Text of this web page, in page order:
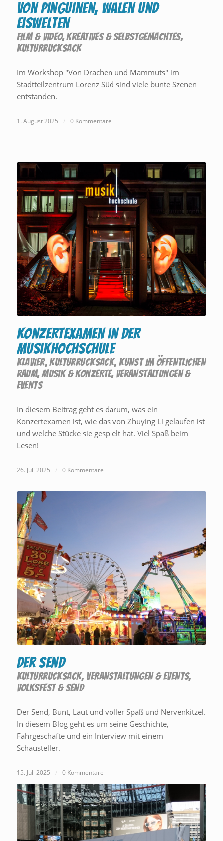
Von Pinguinen, Walen und
Eiswelten
FILM & VIDEO,KREATIVES & SELBSTGEMACHTES,
KULTURRUCKSACK
Im Workshop "Von Drachen und Mammuts" im
Stadtteilzentrum Lorenz Süd sind viele bunte Szenen
entstanden.
1. August 2025 / 0 Kommentare
Konzertexamen in der
Musikhochschule
KLAVIER,KULTURRUCKSACK,KUNST IM ÖFFENTLICHEN
RAUM,MUSIK & KONZERTE, VERANSTALTUNGEN &
EVENTS
In diesem Beitrag geht es darum, was ein
Konzertexamen ist, wie das von Zhuying Li gelaufen ist
und welche Stücke sie gespielt hat. Viel Spaß beim
Lesen!
26. Juli 2025 / 0 Kommentare
Der Send
KULTURRUCKSACK, VERANSTALTUNGEN & EVENTS,
VOLKSFEST & SEND
Der Send, Bunt, Laut und voller Spaß und Nervenkitzel.
In diesem Blog geht es um seine Geschichte,
Fahrgeschäfte und ein Interview mit einem
Schausteller.
15. Juli 2025 / 0 Kommentare